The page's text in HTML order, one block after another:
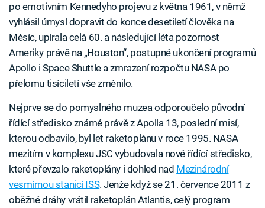
po emotivním Kennedyho projevu z května 1961, v němž
vyhlásil úmysl dopravit do konce desetiletí člověka na
Měsíc, upírala celá 60. a následující léta pozornost
Ameriky právě na „Houston“, postupné ukončení programů
Apollo i Space Shuttle a zmrazení rozpočtu NASA po
přelomu tisíciletí vše změnilo.
Nejprve se do pomyslného muzea odporoučelo původní
řídící středisko známé právě z Apolla 13, poslední misí,
kterou odbavilo, byl let raketoplánu v roce 1995. NASA
mezitím v komplexu JSC vybudovala nové řídící středisko,
které převzalo raketoplány i dohled nad Mezinárodní
vesmírnou stanicí ISS. Jenže když se 21. července 2011 z
oběžné dráhy vrátil raketoplán Atlantis, celý program